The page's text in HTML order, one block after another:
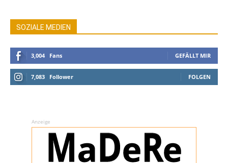
SOZIALE MEDIEN
3,004 Fans GEFÄLLT MIR
7,083 Follower FOLGEN
Anzeige